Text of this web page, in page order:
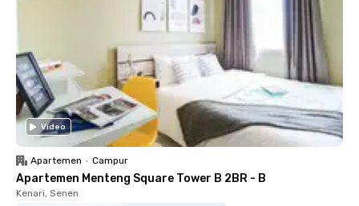
Video
Apartemen • Campur
Apartemen Menteng Square Tower B 2BR - B
Kenari, Senen